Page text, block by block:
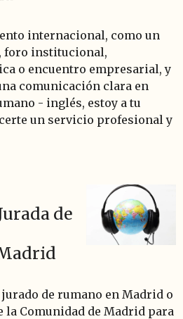
internacional, como un
foro institucional,
o encuentro empresarial, y
comunicación clara en
- inglés, estoy a tu
un servicio profesional y
de
de rumano en Madrid o
la Comunidad de Madrid para